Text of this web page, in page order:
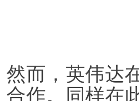
然而，英伟达
合作。同样在